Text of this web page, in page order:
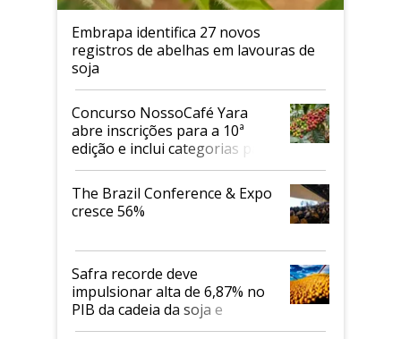
Embrapa identifica 27 novos
registros de abelhas em lavouras de
soja
Concurso NossoCafé Yara
abre inscrições para a 10ª
edição e inclui categorias para
cafés Canephora
The Brazil Conference & Expo
cresce 56%
Safra recorde deve
impulsionar alta de 6,87% no
PIB da cadeia da soja e
biodiesel em 2026